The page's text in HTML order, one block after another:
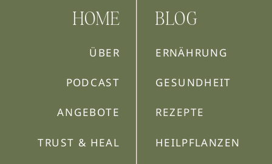
HOME
ÜBER
PODCAST
ANGEBOTE
TRUST & HEAL
BLOG
REZEPTE
ERNÄHRUNG
GESUNDHEIT
HEILPFLANZEN